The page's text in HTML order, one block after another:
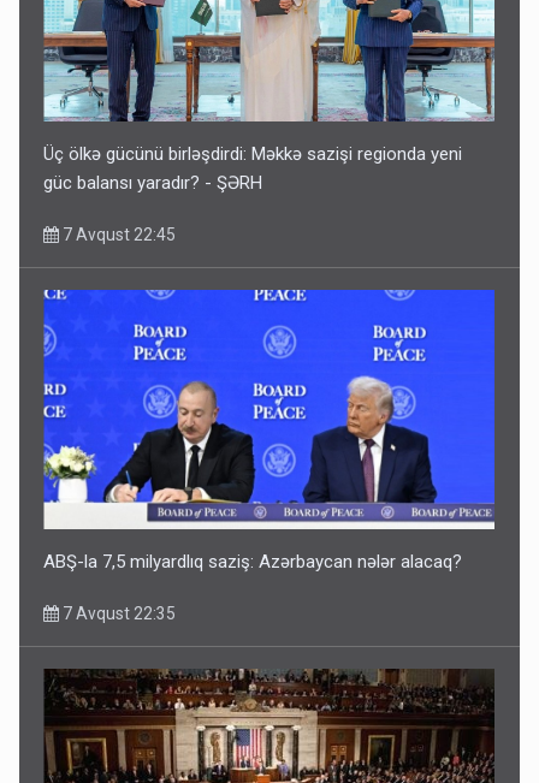
Üç ölkə gücünü birləşdirdi: Məkkə sazişi regionda yeni
güc balansı yaradır? - ŞƏRH
7 Avqust 22:45
ABŞ-la 7,5 milyardlıq saziş: Azərbaycan nələr alacaq?
7 Avqust 22:35